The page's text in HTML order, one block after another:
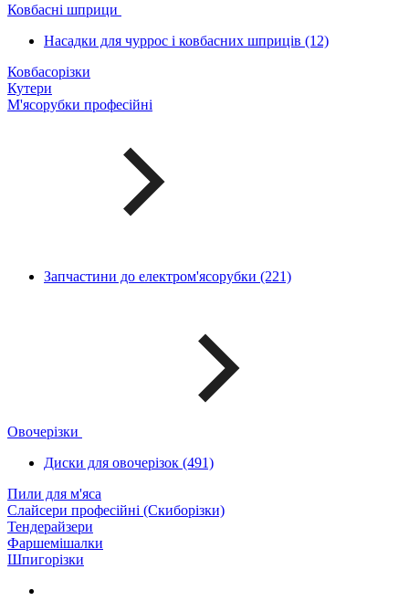
Ковбасні шприци
Насадки для чуррос і ковбасних шприців (12)
Ковбасорізки
Кутери
М'ясорубки професійні
Запчастини до електром'ясорубки (221)
Овочерізки
Диски для овочерізок (491)
Пили для м'яса
Слайсери професійні (Скиборізки)
Тендерайзери
Фаршемішалки
Шпигорізки